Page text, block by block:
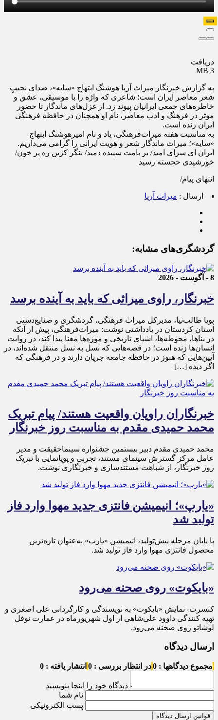
دریافت
3 MB
به گزارش خبرنگار میراث آریا هوشنگ ابتهاج «سایه»، صدای نجیبِ
شعر معاصر ایران است؛ شاعری که واژه را با موسیقی، عشق و
خاطره‌های جمعی ایرانیان پیوند زد. از غزل‌های ماندگار تا حضور
مؤثر در فرهنگ و ادب معاصر، نام او همچنان در حافظه‌ فرهنگی
ایران زنده است.
به مناسبت هفته میراث‌فرهنگی، یاد و نام امیرهوشنگ ابتهاج
«سایه»؛ میراث ماندگار شعر و هویت ایرانی را گرامی می‌داریم.
ایران ای سرای امید/ بر بامت سپیده دمید/ بنگر کزین ره پر خون/
خورشیدی خجسته رسید
انتهای پیام/
ارسال : میراث آریا
گردشگری‌های مشابه:
8 - آگوست - 2026
خبرنگار، راوی میراثی که باید به آینده برسد
پویا طالب‌نیا، مدیرکل میراث فرهنگی، گردشگری و صنایع‌دستی
استان کردستان در یادداشتی نوشت: میراث‌فرهنگی، پیش از آنکه
در بناها، محوطه‌ها، اشیای تاریخی و موزه‌ها معنا پیدا کند، در روایت
انسان‌ها زنده است؛ در قصه‌هایی که نسل به نسل منتقل شده‌اند، در
آیین‌هایی که هنوز در حافظه جامعه جریان دارند و در فرهنگی که
اگر دیده […]
خبرنگاران راویان واقعیت هستند/ پیام تبریک
محمد حمیدی مقدم به مناسبت روز خبرنگار
محمد حمیدی مقدم دبیر بیستمین جشنواره سینماحقیقت و مدیر
عامل مرکز گسترش سینمای مستند، تجربی و پویانمایی با تبریک
روز خبرنگار، از شباهت مستندسازی و خبرنگاری نوشت.
«یارپ»؛ انیمیشن فانتزی جدید مهوا وارد فاز
تولید شد
با پایان مرحله پیش‌تولید، انیمیشن «یارپ» به‌عنوان تازه‌ترین
محصول فانتزی مهوا وارد فاز تولید شد.
«بایکوت» روی صحنه می‌رود
کنسرت- نمایش «بایکوت» به نویسندگی و کارگردانی علی اصغری و
تهیه کنندگی داوود علی‌شاهی از اول شهریورماه در عمارت نوفل
لوشاتو روی صحنه می‌رود.
ارسال دیدگاه
مجموع دیدگاهها : 0 در انتظار بررسی : 0 انتشار یافته : 0
دیدگاه خود را اینجا بنویسید
نام شما
پست الکترونیکی
قوانین ارسال دیدگاه